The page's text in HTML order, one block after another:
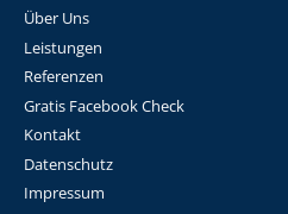
Über Uns
Leistungen
Referenzen
Gratis Facebook Check
Kontakt
Datenschutz
Impressum